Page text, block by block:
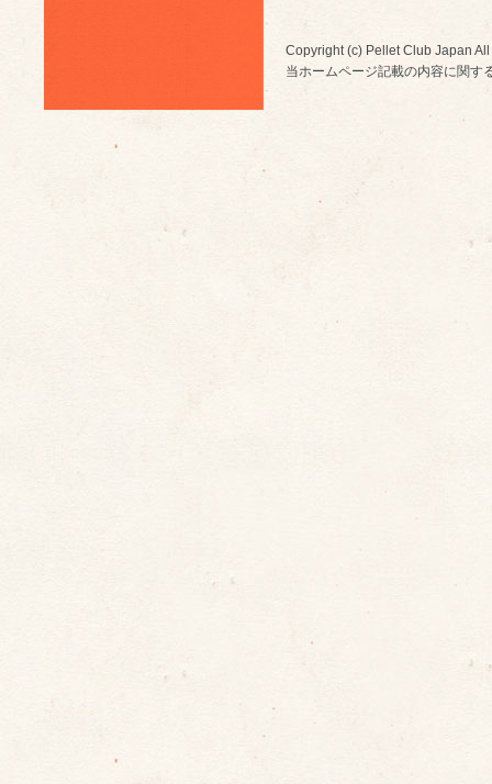
Copyright (c) Pellet Club Japan
当ホームページ記載の内容に関す